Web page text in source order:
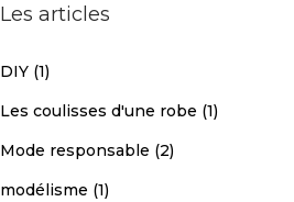
Les articles
DIY (1)
Les coulisses d'une robe (1)
Mode responsable (2)
modélisme (1)